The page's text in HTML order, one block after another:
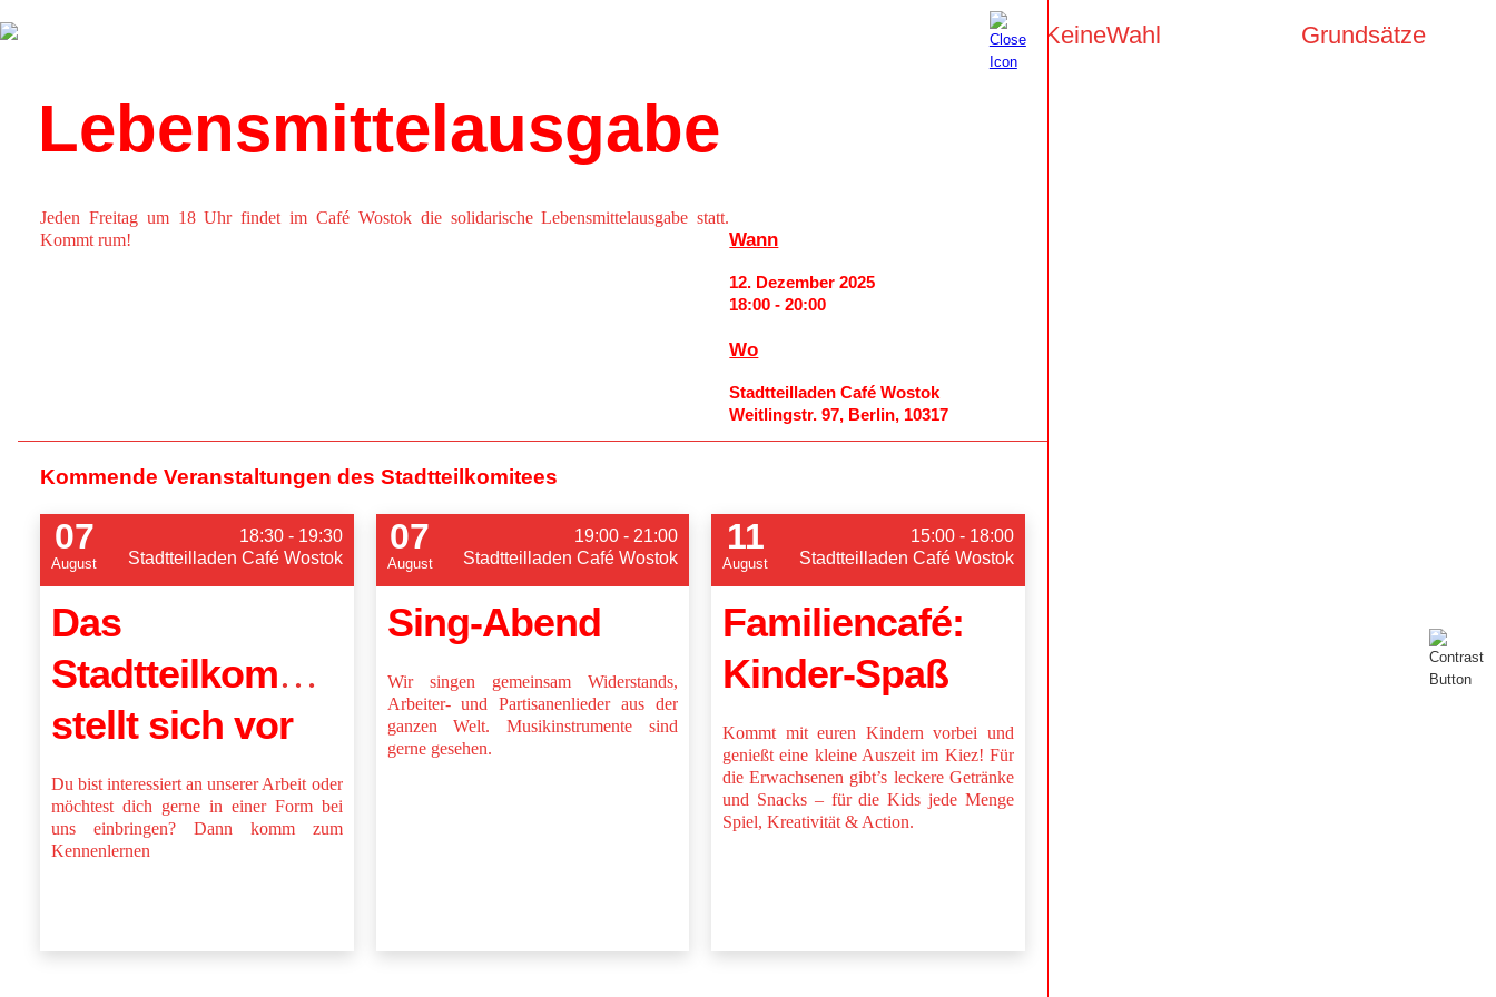
KeineWahl Grundsätze
Lebensmittelausgabe
Jeden Freitag um 18 Uhr findet im Café Wostok die solidarische Lebensmittelausgabe statt.
Kommt rum!
Wann
12. Dezember 2025
18:00 - 20:00
Wo
Stadtteilladen Café Wostok
Weitlingstr. 97, Berlin, 10317
Kommende Veranstaltungen des Stadtteilkomitees
07
August
18:30 - 19:30
Stadtteilladen Café Wostok
Das
Stadtteilkommittee
stellt sich vor
Du bist interessiert an unserer Arbeit oder
möchtest dich gerne in einer Form bei
uns einbringen? Dann komm zum
Kennenlernen
07
August
19:00 - 21:00
Stadtteilladen Café Wostok
Sing-Abend
Wir singen gemeinsam Widerstands,
Arbeiter- und Partisanenlieder aus der
ganzen Welt. Musikinstrumente sind
gerne gesehen.
11
August
15:00 - 18:00
Stadtteilladen Café Wostok
Familiencafé:
Kinder-Spaß
Kommt mit euren Kindern vorbei und
genießt eine kleine Auszeit im Kiez! Für
die Erwachsenen gibt’s leckere Getränke
und Snacks – für die Kids jede Menge
Spiel, Kreativität & Action.